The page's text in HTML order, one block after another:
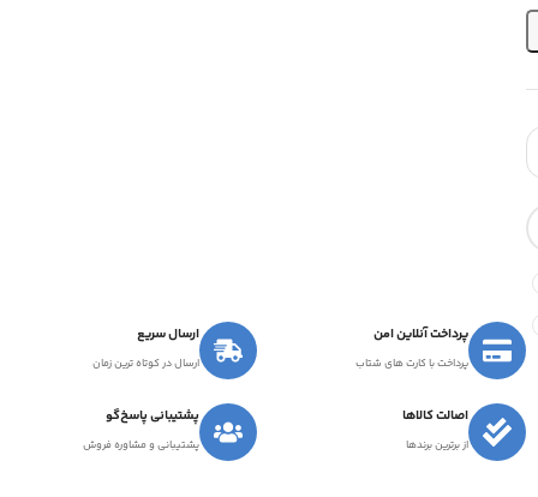
پرداخت آنلاین امن
پرداخت با کارت های شتاب
ارسال سریع
ارسال در کوتاه ترین زمان
اصالت کالاها
از برترین برندها
پشتیبانی پاسخ‌گو
پشتیبانی و مشاوره فروش